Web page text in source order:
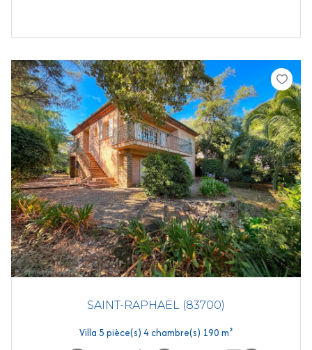
SAINT-RAPHAËL (83700)
Villa 5 pièce(s) 4 chambre(s) 190 m²